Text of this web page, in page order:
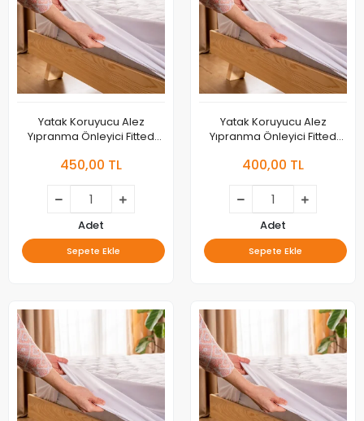
Yatak Koruyucu Alez
Yıpranma Önleyici Fitted
450,00 TL
Adet
Sepete Ekle
Yatak Koruyucu Alez
Yıpranma Önleyici Fitted
400,00 TL
Adet
Sepete Ekle